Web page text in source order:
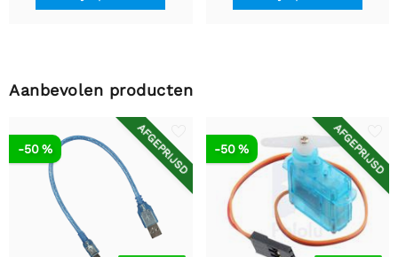
Aanbevolen producten
AFGEPRIJSD
-50 % AFGEPRIJSD
-50 %